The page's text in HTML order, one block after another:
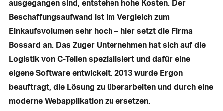
ausgegangen sind, entstehen hohe Kosten. Der
Beschaffungsaufwand ist im Vergleich zum
Einkaufsvolumen sehr hoch – hier setzt die Firma
Bossard an. Das Zuger Unternehmen hat sich auf die
Logistik von C-Teilen spezialisiert und dafür eine
eigene Software entwickelt. 2013 wurde Ergon
beauftragt, die Lösung zu überarbeiten und durch eine
moderne Webapplikation zu ersetzen.